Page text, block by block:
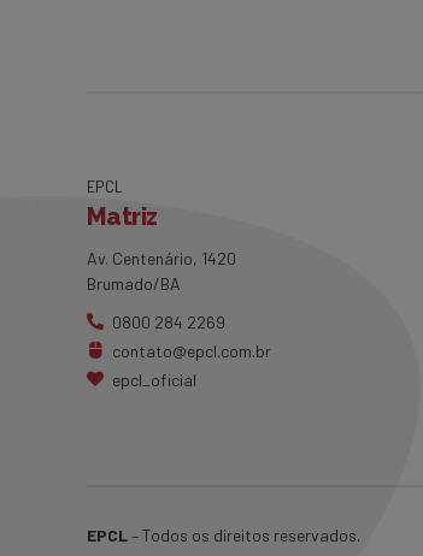
EPCL
Matriz
Av. Centenário, 1420
Brumado/BA
0800 284 2269
contato@epcl.com.br
epcl_oficial
EPCL– Todos os direitos reservados.